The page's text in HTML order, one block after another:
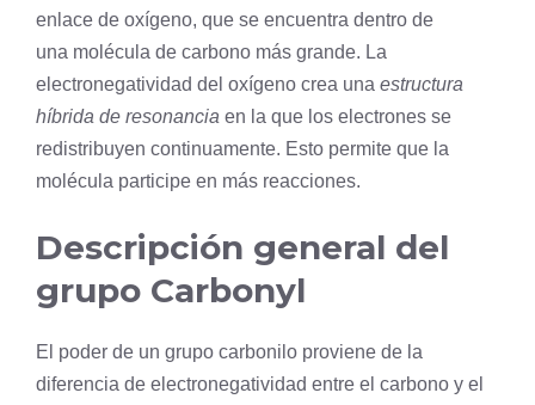
enlace de oxígeno, que se encuentra dentro de
una molécula de carbono más grande. La
electronegatividad del oxígeno crea una estructura
híbrida de resonancia en la que los electrones se
redistribuyen continuamente. Esto permite que la
molécula participe en más reacciones.
Descripción general del
grupo Carbonyl
El poder de un grupo carbonilo proviene de la
diferencia de electronegatividad entre el carbono y el